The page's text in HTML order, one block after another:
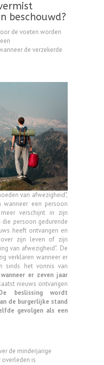
beschouwd?
de voeten worden
de verzekerde
van afwezigheid",
wanneer een persoon
verschijnt in zijn
persoon gedurende
heeft ontvangen en
zijn leven of zijn
van afwezigheid". De
verklaren wanneer er
sinds het vonnis van
er zeven jaar
nieuws ontvangen
beslissing wordt
de burgerlijke stand
gevolgen als een
de minderjarige
overleden is